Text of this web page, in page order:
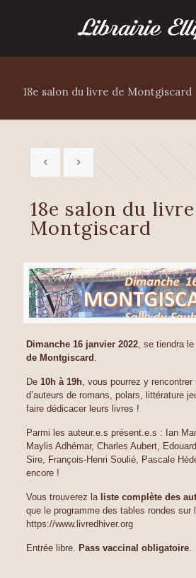
18e salon du livre de Montgiscard
18e salon du
Montgiscard
Dimanche 16 janvier 2022, se tiendra le
de Montgiscard .
De 10h à 19h, vous pourrez y rencontrer
d’auteurs de romans, polars, littérature
faire dédicacer leurs livres !
Parmi les auteur.e.s présent.e.s : Ian
Maylis Adhémar, Charles Aubert,
Sire, François-Henri Soulié, Pascale
encore !
Vous trouverez la liste complète des
que le programme des tables rondes sur
https://www.livredhiver.org
Entrée libre. Pass vaccinal obligatoire.